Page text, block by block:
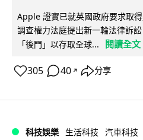
Apple 證實已就英國政府要求取
調查權力法庭提出新一輪法律訴
「後門」以存取全球...
閱讀全文
305 40 ↗ 分享
科技娛樂 生活科技 汽車科技